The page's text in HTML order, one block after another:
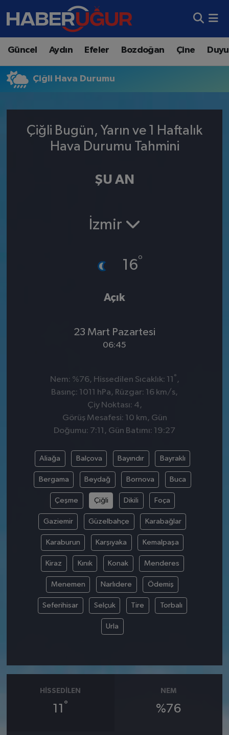
Güncel Aydın Efeler Bozdoğan Çine
Çiğli Hava Durumu
Çiğli Bugün, Yarın ve 1 Haftalık
Hava Durumu Tahmini
ŞU AN
İzmir
16°
Açık
23 Mart Pazartesi
06:45
Nem: %76, Hissedilen Sıcaklık: 11 ° ,
Basınç: 1011 hPa, Rüzgar: 16 km/s,
Çiy Noktası: 4,
Görüş Mesafesi: 10 km, Gün
Doğumu: 7:11, Gün Batımı: 19:27
Aliağa Balçova Bayındır Bayraklı
Bergama Beydağ Bornova Buca
Çeşme Çiğli Dikili Foça
Gaziemir Güzelbahçe Karabağlar
Karaburun Karşıyaka Kemalpaşa
Kiraz Kınık Konak Menderes
Menemen Narlıdere Ödemiş
Seferihisar Selçuk Tire Torbalı
Urla
HISSEDILEN
11 °
NEM
%76
Aydın Nöbetçi Eczaneler
Aydın Hava Durumu
Süper Lig Puan Durumu ve Fikstür